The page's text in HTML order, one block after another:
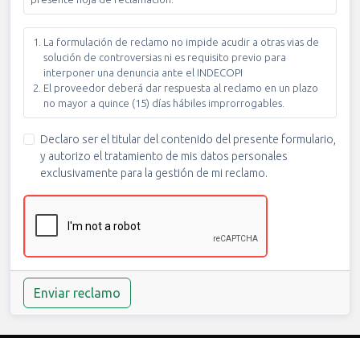
La formulación de reclamo no impide acudir a otras vias de
solución de controversias ni es requisito previo para
interponer una denuncia ante el INDECOPI
El proveedor deberá dar respuesta al reclamo en un plazo
no mayor a quince (15) días hábiles improrrogables.
Declaro ser el titular del contenido del presente formulario,
y autorizo el tratamiento de mis datos personales
exclusivamente para la gestión de mi reclamo.
Enviar reclamo